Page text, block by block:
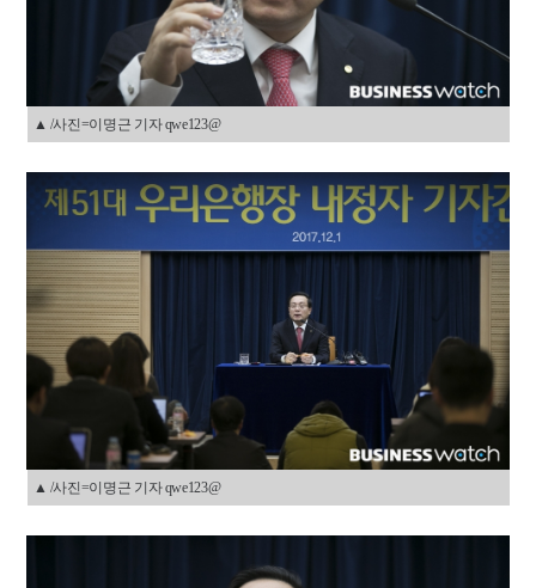
▲ /사진=이명근 기자 qwe123@
▲ /사진=이명근 기자 qwe123@